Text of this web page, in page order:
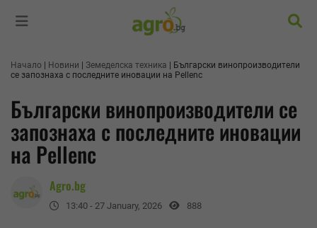
Начало Новини Земеделска техника
Български винопроизводители
се запознаха с последните иновации на Pellenc
Български винопроизводители се
запознаха с последните иновации
на Pellenc
Agro.bg
13:40 - 27 January, 2026 888